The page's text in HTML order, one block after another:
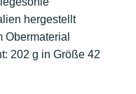
hergestellt
202 g in Größe 42